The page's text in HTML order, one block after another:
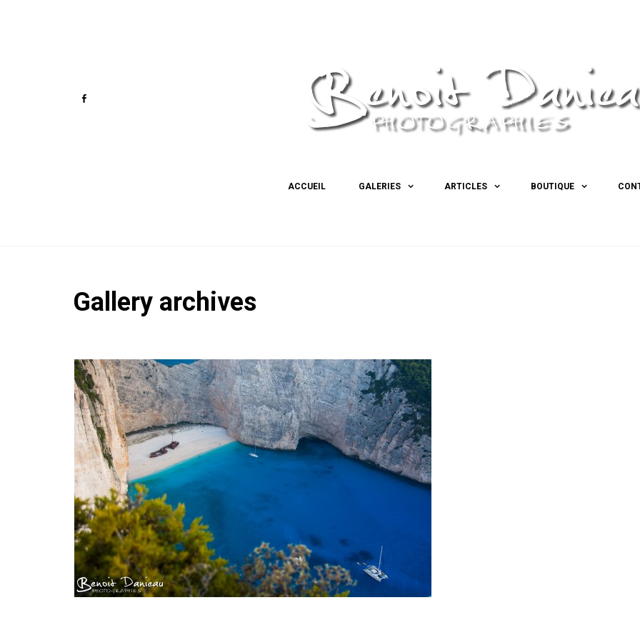
ACCUEIL GALERIES ARTICLES BOUTIQUE
Gallery archives